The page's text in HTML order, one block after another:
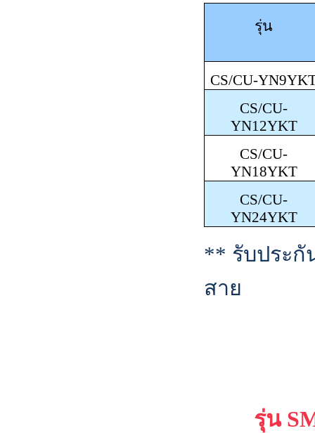
รุ่น
CS/CU-
CS/CU-
YN12YKT
CS/CU-
YN18YKT
CS/CU-
YN24YKT
** รับประกั
สาย
รุ่น